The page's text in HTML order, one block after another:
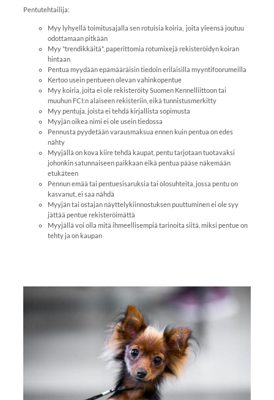
Pentutehtailija:
Myy lyhyellä toimitusajalla sen rotuisia koiria, joita yleensä joutuu
odottamaan pitkään
Myy "trendikkäitä", paperittomia rotumixejä rekisteröidyn koiran
hintaan
Pentua myydään epämääräisin tiedoin erilaisilla myyntifoorumeilla
Kertoo usein pentueen olevan vahinkopentue
Myy koiria, joita ei ole rekisteröity Suomen Kennelliittoon tai
muuhun FCI:n alaiseen rekisteriin, eikä tunnistusmerkitty
Myy pentuja, joista ei tehdä kirjallista sopimusta
Myyjän oikea nimi ei ole usein tiedossa
Pennusta pyydetään varausmaksua ennen kuin pentua on edes
nähty
Myyjällä on kova kiire tehdä kaupat, pentu tarjotaan tuotavaksi
johonkin satunnaiseen paikkaan eikä pentua pääse näkemään
etukäteen
Pennun emää tai pentuesisaruksia tai olosuhteita, jossa pentu on
kasvanut, ei saa nähdä
Myyjän tai ostajan näyttelykiinnostuksen puuttuminen ei ole syy
jättää pentue rekisteröimättä
Myyjällä voi olla mitä ihmeellisempiä tarinoita siitä, miksi pentue on
tehty ja on kaupan